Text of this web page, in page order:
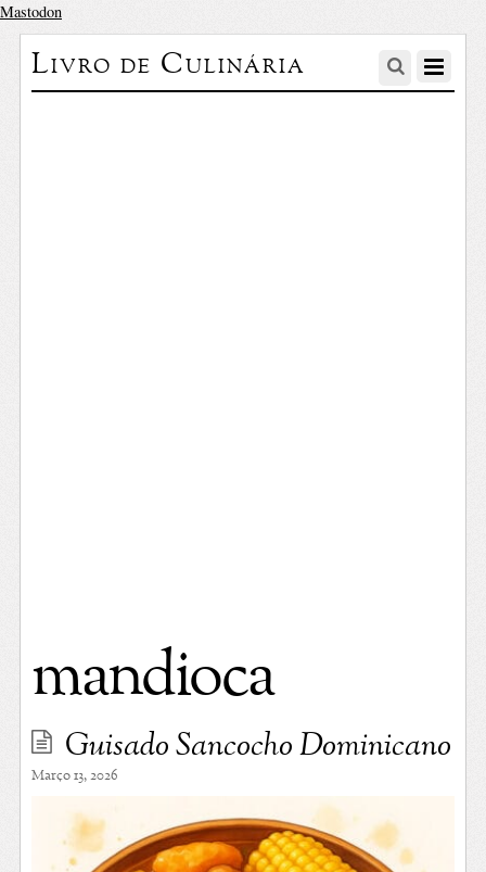
Mastodon
Livro de Culinária
mandioca
Guisado Sancocho Dominicano
Março 13, 2026